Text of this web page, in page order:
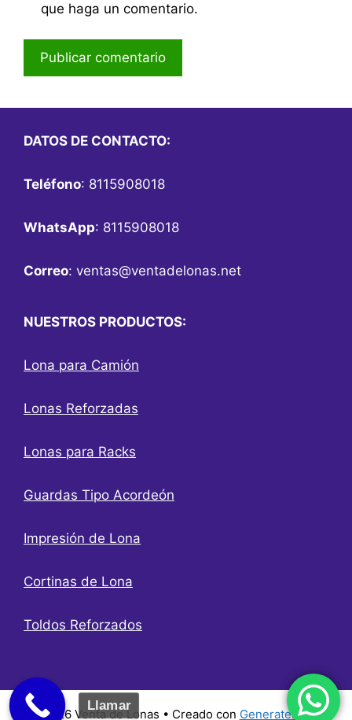
que haga un comentario.
DATOS DE CONTACTO:
Teléfono: 8115908018
WhatsApp: 8115908018
Correo: ventas@ventadelonas.net
NUESTROS PRODUCTOS:
Lona para Camión
Lonas Reforzadas
Lonas para Racks
Guardas Tipo Acordeón
Impresión de Lona
Cortinas de Lona
Toldos Reforzados
© 2026 Venta de Lonas • Creado con GeneratePress
Llamar